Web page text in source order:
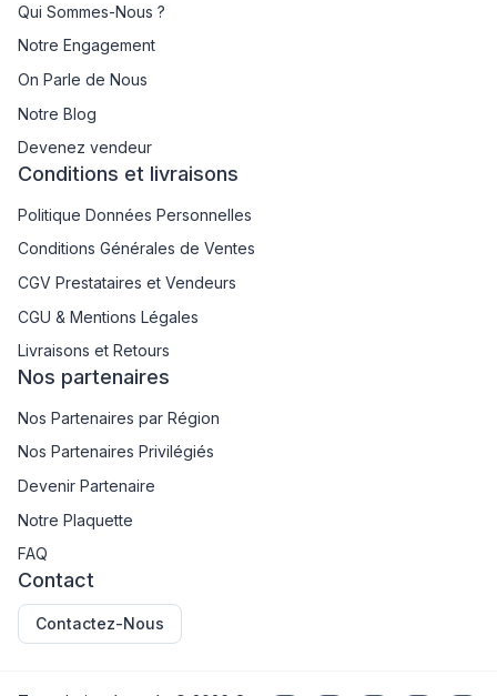
Qui Sommes-Nous ?
Notre Engagement
On Parle de Nous
Notre Blog
Devenez vendeur
Conditions et livraisons
Politique Données Personnelles
Conditions Générales de Ventes
CGV Prestataires et Vendeurs
CGU & Mentions Légales
Livraisons et Retours
Nos partenaires
Nos Partenaires par Région
Nos Partenaires Privilégiés
Devenir Partenaire
Notre Plaquette
FAQ
Contact
Contactez-Nous